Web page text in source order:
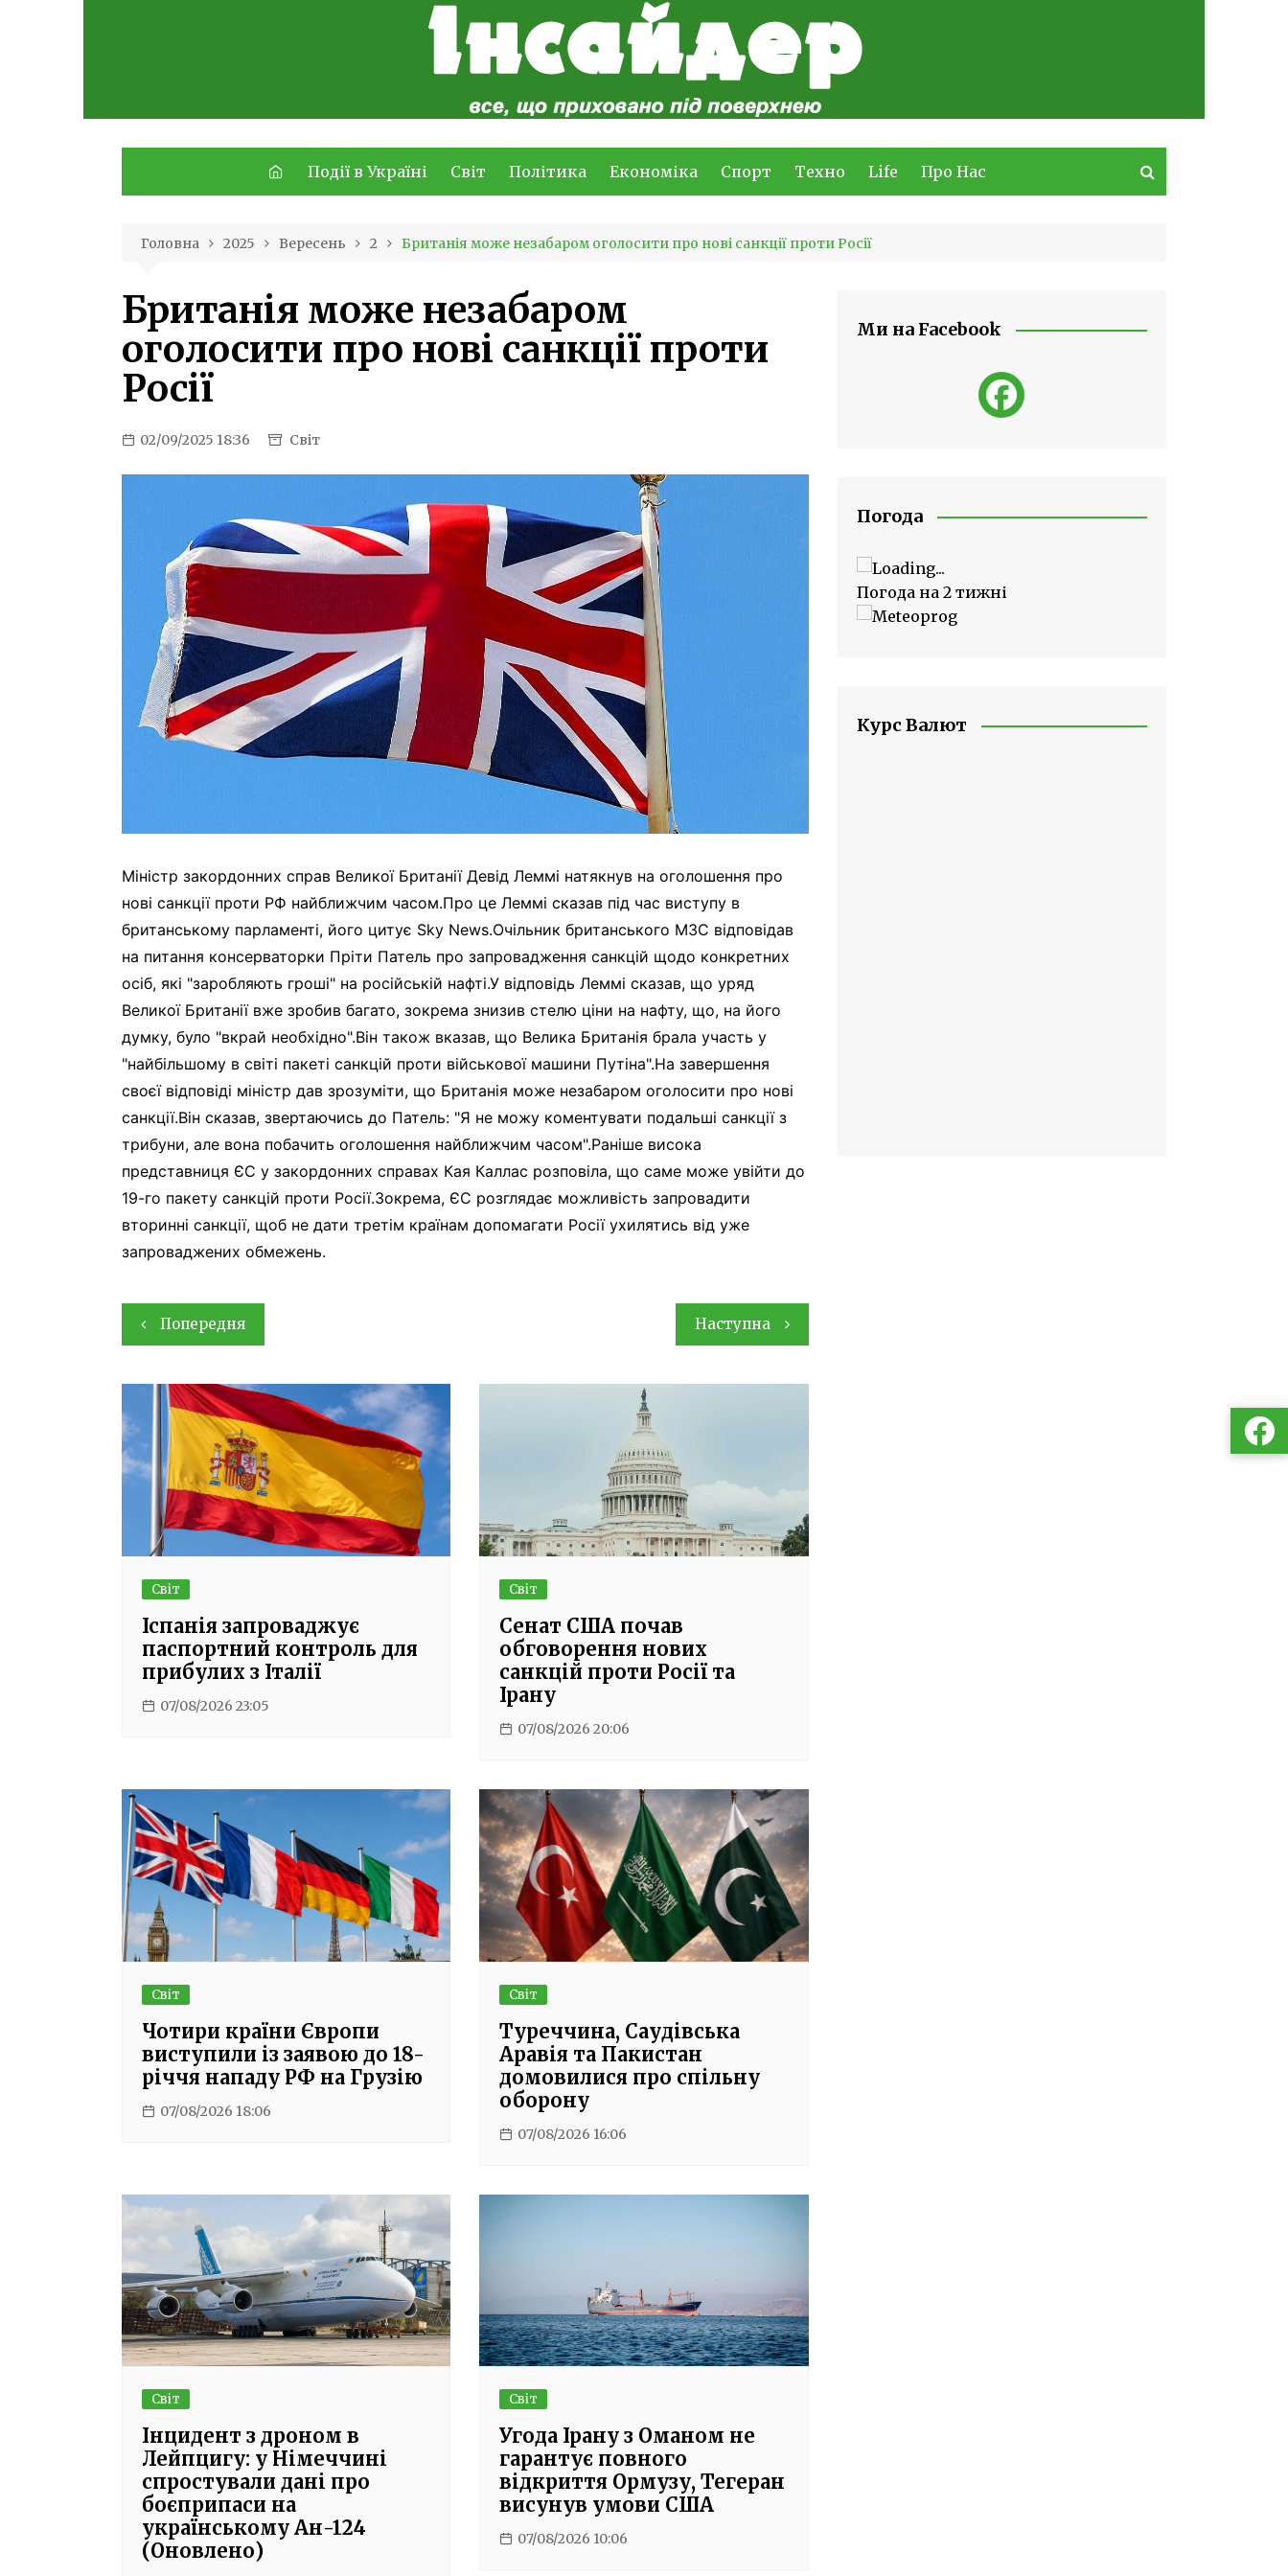
Події в Україні Світ Політика Економіка Спорт Техно Life Про Нас
Головна 2025 Вересень 2 Британія може незабаром оголосити про нові санкції проти Росії
Британія може незабаром
оголосити про нові санкції проти
Росії
02/09/2025 18:36 Світ
Міністр закордонних справ Великої Британії Девід Леммі натякнув на оголошення про
нові санкції проти РФ найближчим часом.Про це Леммі сказав під час виступу в
британському парламенті, його цитує Sky News.Очільник британського МЗС відповідав
на питання консерваторки Пріти Патель про запровадження санкцій щодо конкретних
осіб, які "заробляють гроші" на російській нафті.У відповідь Леммі сказав, що уряд
Великої Британії вже зробив багато, зокрема знизив стелю ціни на нафту, що, на його
думку, було "вкрай необхідно".Він також вказав, що Велика Британія брала участь у
"найбільшому в світі пакеті санкцій проти військової машини Путіна".На завершення
своєї відповіді міністр дав зрозуміти, що Британія може незабаром оголосити про нові
санкції.Він сказав, звертаючись до Патель: "Я не можу коментувати подальші санкції з
трибуни, але вона побачить оголошення найближчим часом".Раніше висока
представниця ЄС у закордонних справах Кая Каллас розповіла, що саме може увійти до
19-го пакету санкцій проти Росії.Зокрема, ЄС розглядає можливість запровадити
вторинні санкції, щоб не дати третім країнам допомагати Росії ухилятись від уже
запроваджених обмежень.
Навігація
записів
Попередня Наступна
Світ
Іспанія запроваджує
паспортний контроль для
прибулих з Італії
07/08/2026 23:05
Світ
Сенат США почав
обговорення нових
санкцій проти Росії та
Ірану
07/08/2026 20:06
Світ
Чотири країни Європи
виступили із заявою до 18-
річчя нападу РФ на Грузію
07/08/2026 18:06
Світ
Туреччина, Саудівська
Аравія та Пакистан
домовилися про спільну
оборону
07/08/2026 16:06
Світ
Інцидент з дроном в
Лейпцигу: у Німеччині
спростували дані про
боєприпаси на
українському Ан-124
(Оновлено)
Світ
Угода Ірану з Оманом не
гарантує повного
відкриття Ормузу, Тегеран
висунув умови США
07/08/2026 10:06
Ми на Facebook
Погода
Погода на 2 тижні
Курс Валют